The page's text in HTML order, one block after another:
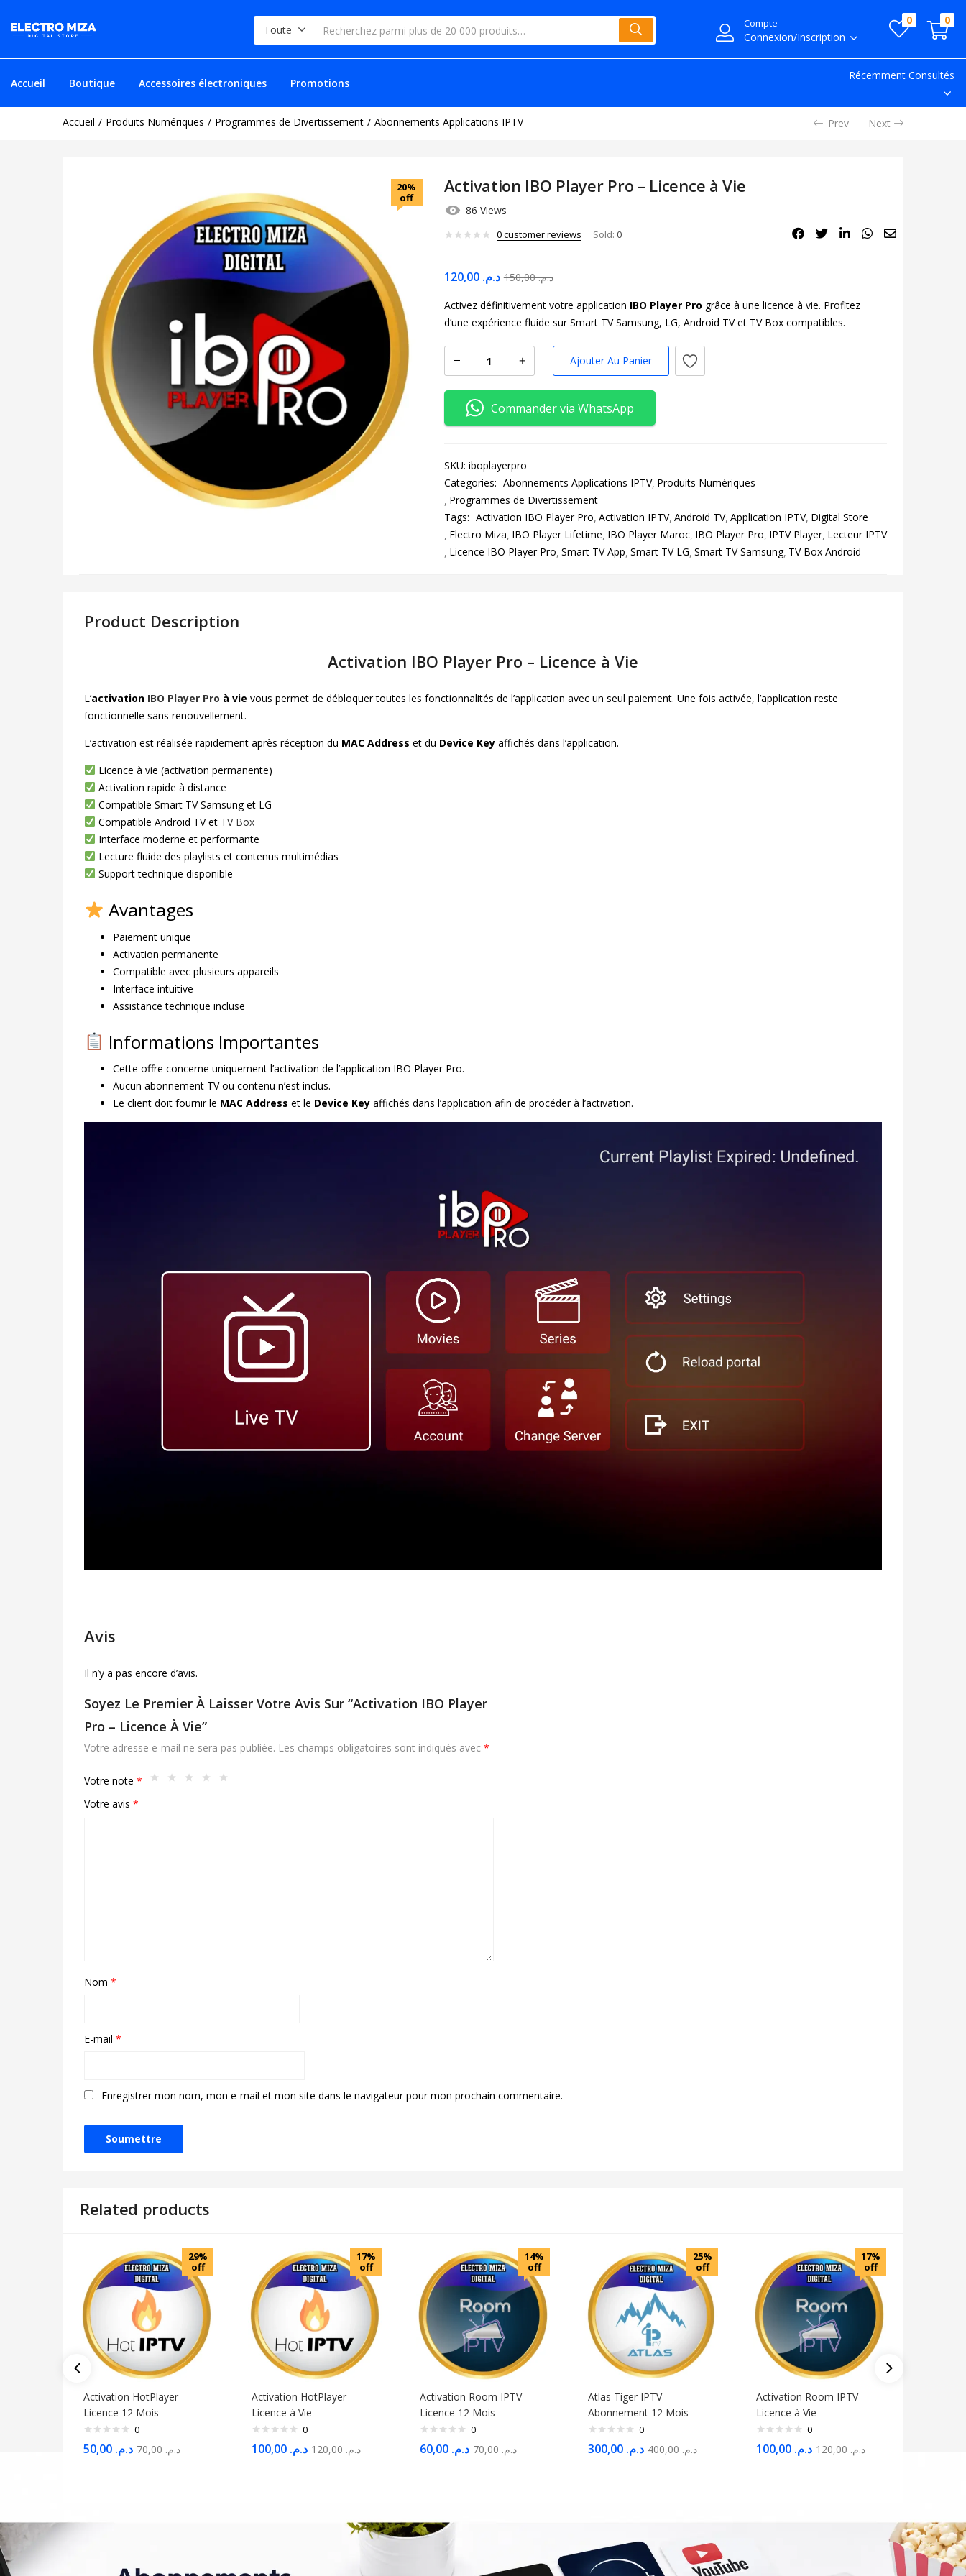
Toute
Compte
Connexion/Inscription
0 0
Accueil Boutique Accessoires électroniques Promotions
Récemment Consultés
Accueil Produits Numériques Programmes de Divertissement Abonnements Applications IPTV Prev Next
20%
off
Activation IBO Player Pro – Licence à Vie
86 Views
0customer reviews Sold: 0
د.م. 120,00 د.م.150,00
Activez définitivement votre application IBO Player Pro grâce à une licence à vie. Profitez
d’une expérience fluide sur Smart TV Samsung, LG, Android TV et TV Box compatibles.
Ajouter Au Panier
Commander via WhatsApp
SKU: iboplayerpro
Categories: Abonnements Applications IPTV Produits Numériques
Programmes de Divertissement
Tags: Activation IBO Player Pro Activation IPTV Android TV Application IPTV Digital Store
Electro Miza IBO Player Lifetime IBO Player Maroc IBO Player Pro IPTV Player Lecteur IPTV
Licence IBO Player Pro Smart TV App Smart TV LG Smart TV Samsung TV Box Android
Product Description
Activation IBO Player Pro – Licence à Vie
L’activation IBO Player Pro à vie vous permet de débloquer toutes les fonctionnalités de l’application avec un seul paiement. Une fois activée, l’application reste
fonctionnelle sans renouvellement.
L’activation est réalisée rapidement après réception du MAC Address et du Device Key affichés dans l’application.
Licence à vie (activation permanente)
Activation rapide à distance
Compatible Smart TV Samsung et LG
Compatible Android TV et TV Box
Interface moderne et performante
Lecture fluide des playlists et contenus multimédias
Support technique disponible
Avantages
Paiement unique
Activation permanente
Compatible avec plusieurs appareils
Interface intuitive
Assistance technique incluse
Informations Importantes
Cette offre concerne uniquement l’activation de l’application IBO Player Pro.
Aucun abonnement TV ou contenu n’est inclus.
Le client doit fournir le MAC Address et le Device Key affichés dans l’application afin de procéder à l’activation.
Avis
Il n’y a pas encore d’avis.
Soyez Le Premier À Laisser Votre Avis Sur “Activation IBO Player
Pro – Licence À Vie”
Votre adresse e-mail ne sera pas publiée. Les champs obligatoires sont indiqués avec *
Votre note *
Votre avis *
Nom *
E-mail *
Enregistrer mon nom, mon e-mail et mon site dans le navigateur pour mon prochain commentaire.
Related products
29%
off
Activation HotPlayer –
Licence 12 Mois
0
د.م. د.م.70,00
17%
off
Activation HotPlayer –
Licence à Vie
0
د.م. د.م.120,00
14%
off
Activation Room IPTV –
Licence 12 Mois
0
د.م. د.م.70,00
25%
off
Atlas Tiger IPTV –
Abonnement 12 Mois
0
د.م. د.م.400,00
17%
off
Activation Room IPTV –
Licence à Vie
0
د.م. د.م.120,00